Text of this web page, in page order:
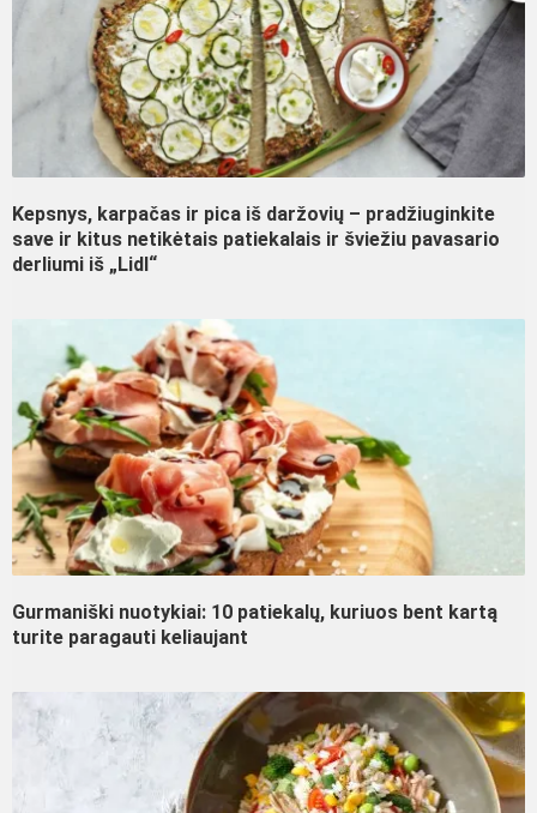
Kepsnys, karpačas ir pica iš daržovių – pradžiuginkite
save ir kitus netikėtais patiekalais ir šviežiu pavasario
derliumi iš „Lidl“
Gurmaniški nuotykiai: 10 patiekalų, kuriuos bent kartą
turite paragauti keliaujant